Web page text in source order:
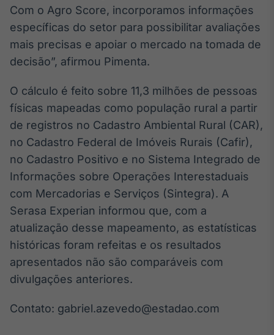
Com o Agro Score, incorporamos informações
específicas do setor para possibilitar avaliações
mais precisas e apoiar o mercado na tomada de
decisão”, afirmou Pimenta.
O cálculo é feito sobre 11,3 milhões de pessoas
físicas mapeadas como população rural a partir
de registros no Cadastro Ambiental Rural (CAR),
no Cadastro Federal de Imóveis Rurais (Cafir),
no Cadastro Positivo e no Sistema Integrado de
Informações sobre Operações Interestaduais
com Mercadorias e Serviços (Sintegra). A
Serasa Experian informou que, com a
atualização desse mapeamento, as estatísticas
históricas foram refeitas e os resultados
apresentados não são comparáveis com
divulgações anteriores.
Contato: gabriel.azevedo@estadao.com